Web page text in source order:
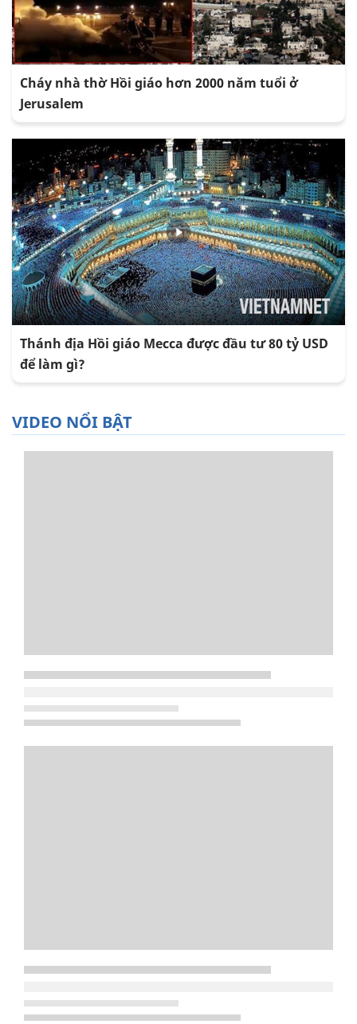
Cháy nhà thờ Hồi giáo hơn 2000 năm tuổi ở
Jerusalem
Thánh địa Hồi giáo Mecca được đầu tư 80 tỷ USD
để làm gì?
VIDEO NỔI BẬT